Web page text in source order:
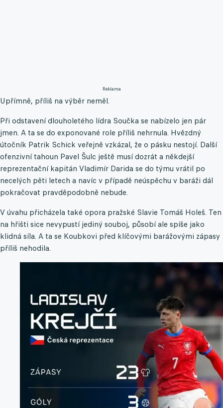
Reklama
Upřímně, příliš na výběr neměl.
Při odstavení dlouholetého lídra Součka se nabízelo jen pár
jmen. A ta se do exponované role příliš nehrnula. Hvězdný
útočník Patrik Schick veřejně vzkázal, že o pásku nestojí. Další
ofenzivní tahoun Pavel Šulc ještě musí dozrát a někdejší
reprezentační kapitán Vladimír Darida se do týmu vrátil po
necelých pěti letech a navíc v případě neúspěchu v baráži dál
pokračovat pravděpodobně nebude.
V úvahu přicházela také opora pražské Slavie Tomáš Holeš. Ten
na hřišti sice nevypustí jediný souboj, působí ale spíše jako
klidná síla. A ta se Koubkovi před klíčovými barážovými zápasy
příliš nehodila.